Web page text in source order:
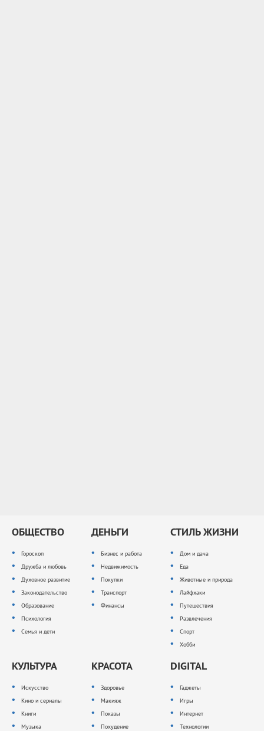
ОБЩЕСТВО
Гороскоп
Дружба и любовь
Духовное развитие
Законодательство
Образование
Психология
Семья и дети
ДЕНЬГИ
Бизнес и работа
Недвижимость
Покупки
Транспорт
Финансы
СТИЛЬ ЖИЗНИ
Дом и дача
Еда
Животные и природа
Лайфхаки
Путешествия
Развлечения
Спорт
Хобби
КУЛЬТУРА
Искусство
Кино и сериалы
Книги
Музыка
КРАСОТА
Здоровье
Макияж
Показы
Похудение
DIGITAL
Гаджеты
Игры
Интернет
Технологии